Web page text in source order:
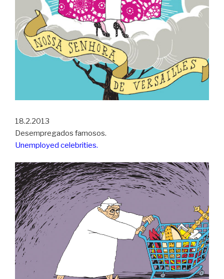
18.2.2013
Desempregados famosos.
Unemployed celebrities.